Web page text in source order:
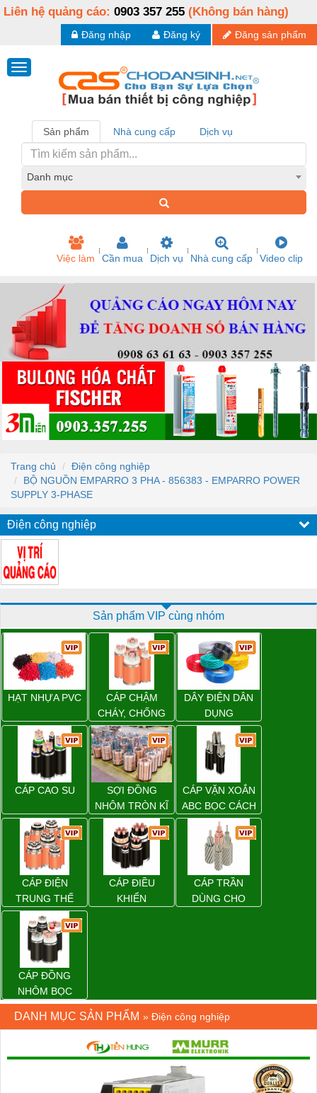
Liên hệ quảng cáo: 0903 357 255 (Không bán hàng)
Đăng sản phẩm
Đăng ký
Đăng nhập
Sản phẩm Nhà cung cấp Dịch vụ
Danh mục
Việc làm Cần mua Dịch vụ Nhà cung cấp Video clip
Trang chủ
Điện công nghiệp
BỘ NGUỒN EMPARRO 3 PHA - 856383 - EMPARRO POWER
SUPPLY 3-PHASE
Điện công nghiệp
Sản phẩm VIP cùng nhóm
HẠT NHỰA PVC
CÁP CHẬM
CHÁY, CHỐNG
CHÁY
DÂY ĐIỆN DÂN
DỤNG
CÁP CAO SU
SỢI ĐỒNG
NHÔM TRÒN KĨ
THUẬT ĐIỆN
CÁP VẶN XOẮN
ABC BỌC CÁCH
ĐIỆN XLPE
CÁP ĐIỆN
TRUNG THẾ
CÁP ĐIỀU
KHIỂN
CÁP TRẦN
DÙNG CHO
CÁP ĐỒNG
NHÔM BỌC
DANH MỤC SẢN PHẨM » Điện công nghiệp